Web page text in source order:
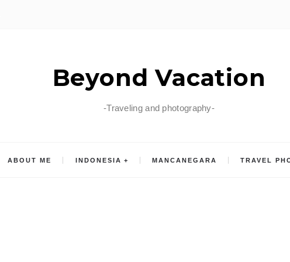
Beyond Vacation
-Traveling and photography-
ABOUT ME INDONESIA MANCANEGARA TRAVEL